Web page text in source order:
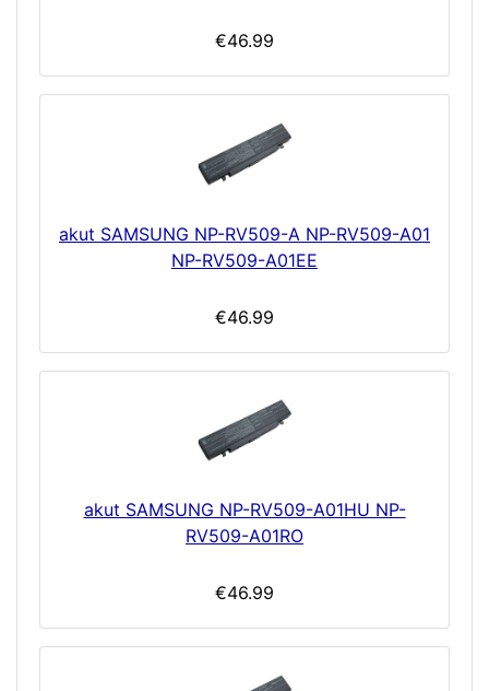
€46.99
akut SAMSUNG NP-RV509-A NP-RV509-A01
NP-RV509-A01EE
€46.99
akut SAMSUNG NP-RV509-A01HU NP-
RV509-A01RO
€46.99